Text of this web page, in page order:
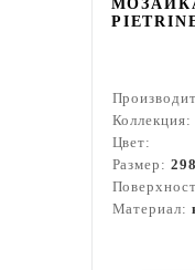
Коллекция:
Цвет:
Размер:
Материал: